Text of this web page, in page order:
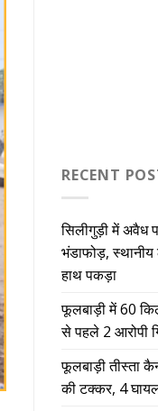
RECENT
सिलीगुड़ी में अवैध
भंडाफोड़, स्थानीय
हाथ पकड़ा
फूलबाड़ी में 60
से पहले 2 आरोपी
फूलबाड़ी तीस्ता
की टक्कर, 4